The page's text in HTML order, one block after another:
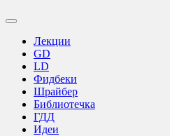
Переключить
поискаЛекции
GD
LD
Фидбеки
Шрайбер
Библиотечка
ГДД
Идеи